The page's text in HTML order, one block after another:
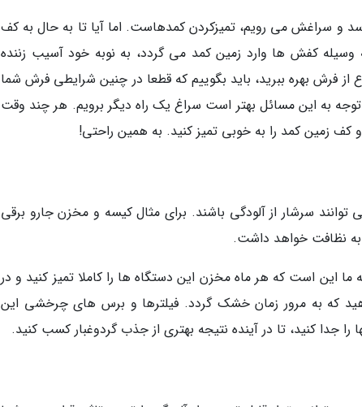
و سراغش می رویم، تمیزکردن کمدهاست. اما آیا تا به حال به کف
کفش ها وارد زمین کمد می گردد، به نوبه خود آسیب زننده
فرش بهره ببرید، باید بگوییم که قطعا در چنین شرایطی فرش شما
به این مسائل بهتر است سراغ یک راه دیگر برویم. هر چند وقت
زمین کمد را به خوبی تمیز کنید. به همین راحتی!
توانند سرشار از آلودگی باشند. برای مثال کیسه و مخزن جارو برقی
به نظافت خواهد داشت.
این است که هر ماه مخزن این دستگاه ها را کاملا تمیز کنید و در
که به مرور زمان خشک گردد. فیلترها و برس های چرخشی این
را جدا کنید، تا در آینده نتیجه بهتری از جذب گردوغبار کسب کنید.